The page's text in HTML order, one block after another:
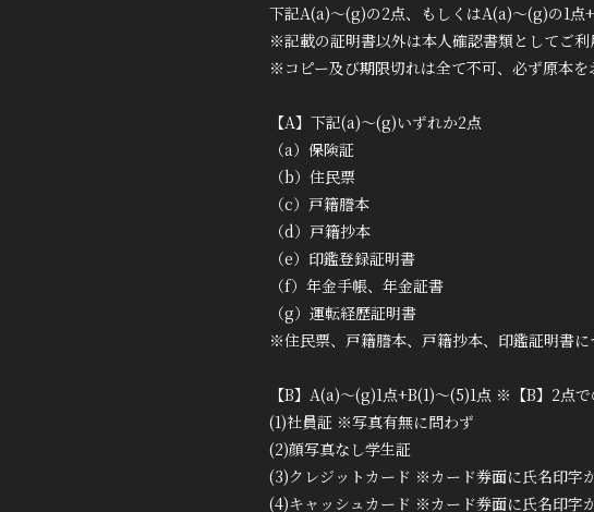
下記A(a)～(g)の2点、もしくはA(a)～(g)の1点
※記載の証明書以外は本人確認書類としてご利
※コピー及び期限切れは全て不可、必ず原本を
【A】下記(a)～(g)いずれか2点
（a）保険証
（b）住民票
（c）戸籍謄本
（d）戸籍抄本
（e）印鑑登録証明書
（f）年金手帳、年金証書
（g）運転経歴証明書
※住民票、戸籍謄本、戸籍抄本、印鑑証明書に
【B】A(a)～(g)1点+B(1)～(5)1点 ※【B】2点
(1)社員証 ※写真有無に問わず
(2)顔写真なし学生証
(3)クレジットカード ※カード券面に氏名印字
(4)キャッシュカード ※カード券面に氏名印字